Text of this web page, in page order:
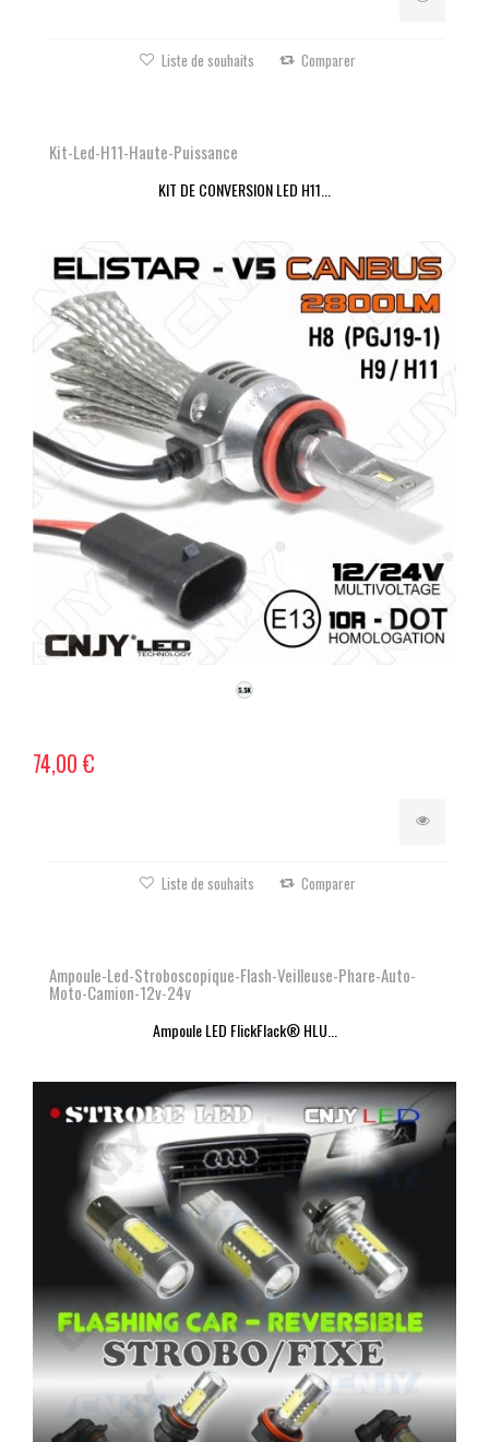
Liste de souhaits Comparer
Kit-Led-H11-Haute-Puissance
KIT DE CONVERSION LED H11...
74,00 €
Liste de souhaits Comparer
Ampoule-Led-Stroboscopique-Flash-Veilleuse-Phare-Auto-
Moto-Camion-12v-24v
Ampoule LED FlickFlack® HLU...